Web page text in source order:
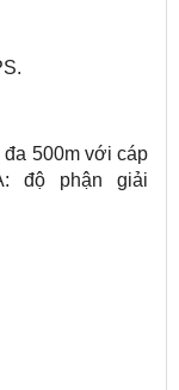
đa 500m với cáp
độ phận giải